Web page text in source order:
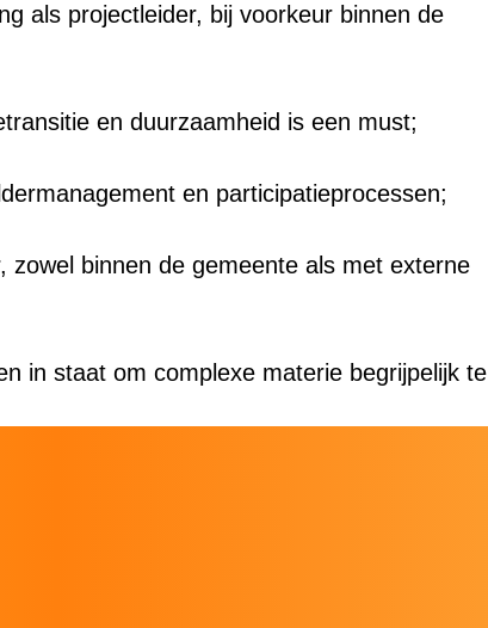
als projectleider, bij voorkeur binnen de
en duurzaamheid is een must;
en participatieprocessen;
zowel binnen de gemeente als met externe
in staat om complexe materie begrijpelijk te